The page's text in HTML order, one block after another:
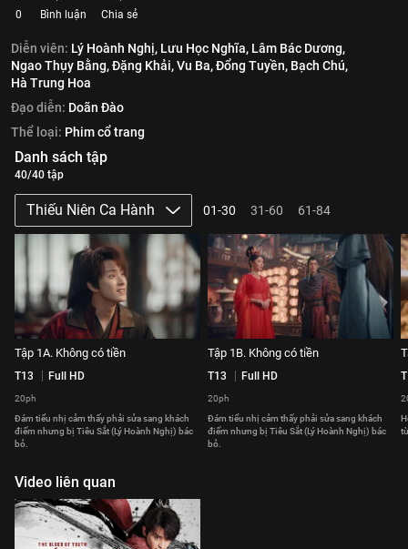
0 Bình luận Chia sẻ
Diễn viên: Lý Hoành Nghị, Lưu Học Nghĩa, Lâm Bác Dương,
Ngao Thụy Bằng,Đặng Khải,Vu Ba,Đổng Tuyền, Bạch Chú,
Hà Trung Hoa
Đạo diễn: Doãn Đào
Thể loại: Phim cổ trang
Danh sách tập
40/40 tập
Thiếu Niên Ca Hành 01-30 31-60 61-84
Tập 1A. Không có tiền
T13 Full HD
20ph
Đám tiểu nhị cảm thấy phải sửa sang khách
điếm nhưng bị Tiêu Sắt (Lý Hoành Nghị) bác
bỏ.
Tập 1B. Không có tiền
T13 Full HD
20ph
Đám tiểu nhị cảm thấy phải sửa sang khách
điếm nhưng bị Tiêu Sắt (Lý Hoành Nghị) bác
bỏ.
Video liên quan